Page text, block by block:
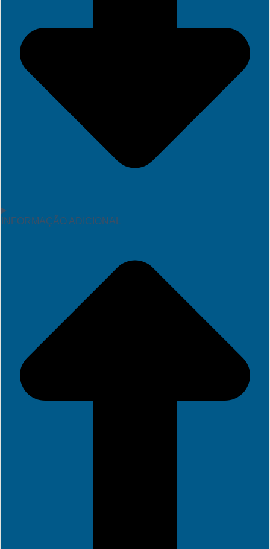
INFORMAÇÃO ADICIONAL